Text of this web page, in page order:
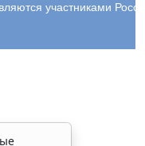
участниками